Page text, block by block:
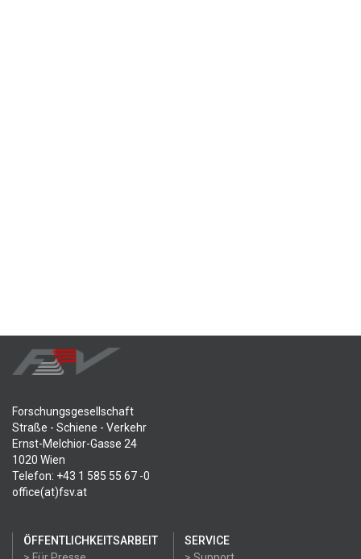
Forschungsgesellschaft
Straße - Schiene - Verkehr
Ernst-Melchior-Gasse 24
1020 Wien
Telefon: +43 1 585 55 67 -0
office(at)fsv.at
ÖFFENTLICHKEITSARBEIT
SERVICE